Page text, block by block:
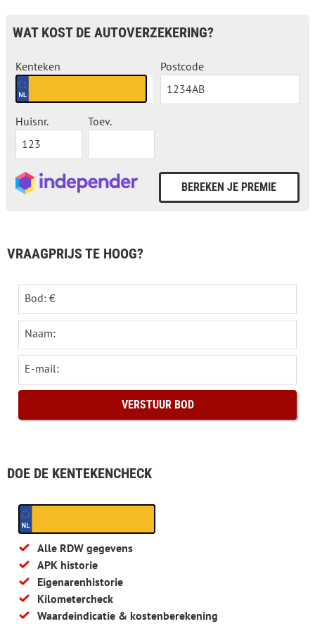
WAT KOST DE AUTOVERZEKERING?
Kenteken Postcode
Huisnr. Toev.
VRAAGPRIJS TE HOOG?
Bod: €
Naam:
E-mail:
DOE DE KENTEKENCHECK
Alle RDW gegevens
APK historie
Eigenarenhistorie
Kilometercheck
Waardeindicatie & kostenberekening